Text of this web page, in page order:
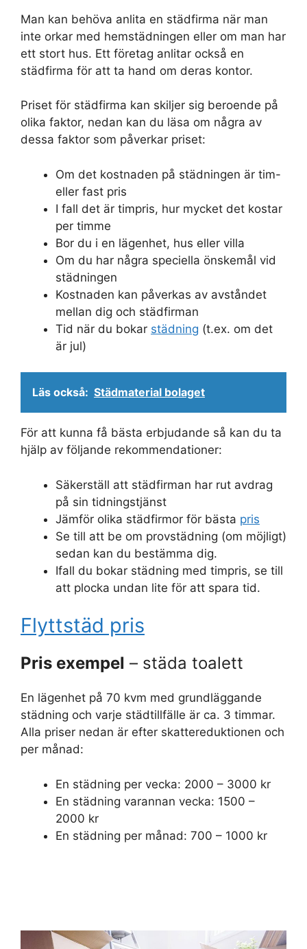
Man kan behöva anlita en städfirma när man
inte orkar med hemstädningen eller om man har
ett stort hus. Ett företag anlitar också en
städfirma för att ta hand om deras kontor.
Priset för städfirma kan skiljer sig beroende på
olika faktor, nedan kan du läsa om några av
dessa faktor som påverkar priset:
Om det kostnaden på städningen är tim-
eller fast pris
I fall det är timpris, hur mycket det kostar
per timme
Bor du i en lägenhet, hus eller villa
Om du har några speciella önskemål vid
städningen
Kostnaden kan påverkas av avståndet
mellan dig och städfirman
Tid när du bokar städning (t.ex. om det
är jul)
Läs också: Städmaterial bolaget
För att kunna få bästa erbjudande så kan du ta
hjälp av följande rekommendationer:
Säkerställ att städfirman har rut avdrag
på sin tidningstjänst
Jämför olika städfirmor för bästa pris
Se till att be om provstädning (om möjligt)
sedan kan du bestämma dig.
Ifall du bokar städning med timpris, se till
att plocka undan lite för att spara tid.
Flyttstäd pris
Pris exempel – städa toalett
En lägenhet på 70 kvm med grundläggande
städning och varje städtillfälle är ca. 3 timmar.
Alla priser nedan är efter skattereduktionen och
per månad:
En städning per vecka: 2000 – 3000 kr
En städning varannan vecka: 1500 –
2000 kr
En städning per månad: 700 – 1000 kr